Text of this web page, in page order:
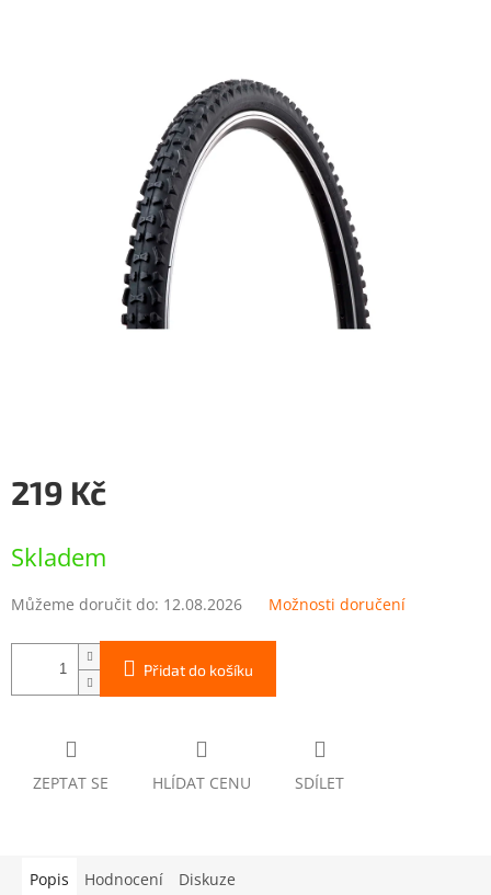
219 Kč
cena:
Skladem
Můžeme doručit do: 12.08.2026 Možnosti doručení
Přidat do košíku
ZEPTAT SE HLÍDAT CENU SDÍLET
Popis Hodnocení Diskuze